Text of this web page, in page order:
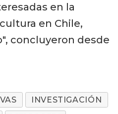
en la
en Chile,
concluyeron desde
INVESTIGACIÓN